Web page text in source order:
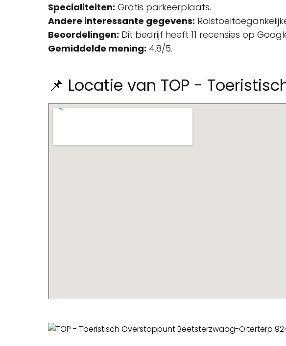
Specialiteiten: Gratis parkeerplaats.
Andere interessante gegevens:
Beoordelingen: Dit bedrijf heeft 11 recensies op
Gemiddelde mening: 4.8/5.
📌 Locatie van TOP -